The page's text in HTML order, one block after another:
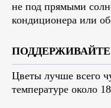
не под прямыми
кондиционера или
Цветы лучше всего
температуре около